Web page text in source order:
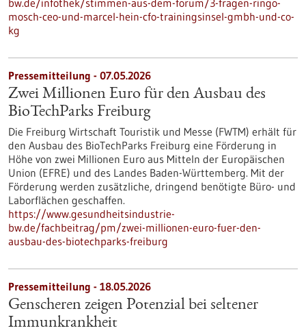
bw.de/infothek/stimmen-aus-dem-forum/3-fragen-ringo-
mosch-ceo-und-marcel-hein-cfo-trainingsinsel-gmbh-und-co-
kg
Pressemitteilung - 07.05.2026
Zwei Millionen Euro für den Ausbau des
BioTechParks Freiburg
Die Freiburg Wirtschaft Touristik und Messe (FWTM) erhält für
den Ausbau des BioTechParks Freiburg eine Förderung in
Höhe von zwei Millionen Euro aus Mitteln der Europäischen
Union (EFRE) und des Landes Baden-Württemberg. Mit der
Förderung werden zusätzliche, dringend benötigte Büro- und
Laborflächen geschaffen.
https://www.gesundheitsindustrie-
bw.de/fachbeitrag/pm/zwei-millionen-euro-fuer-den-
ausbau-des-biotechparks-freiburg
Pressemitteilung - 18.05.2026
Genscheren zeigen Potenzial bei seltener
Immunkrankheit